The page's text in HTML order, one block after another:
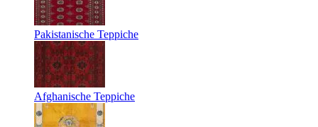
Pakistanische Teppiche
Afghanische Teppiche